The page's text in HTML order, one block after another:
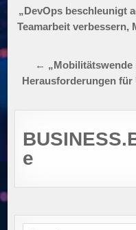
„DevOps beschleunigt
Teamarbeit verbessern,
← „Mobilitätswende
Herausforderungen
e